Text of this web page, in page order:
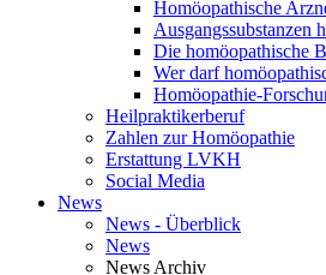
Homöopathische
Ausgangssubstanzen
Die homöopathische
Wer darf
Homöopathie-
Heilpraktikerberuf
Zahlen zur Homöopathie
Erstattung LVKH
Social Media
News
News - Überblick
News
News Archiv